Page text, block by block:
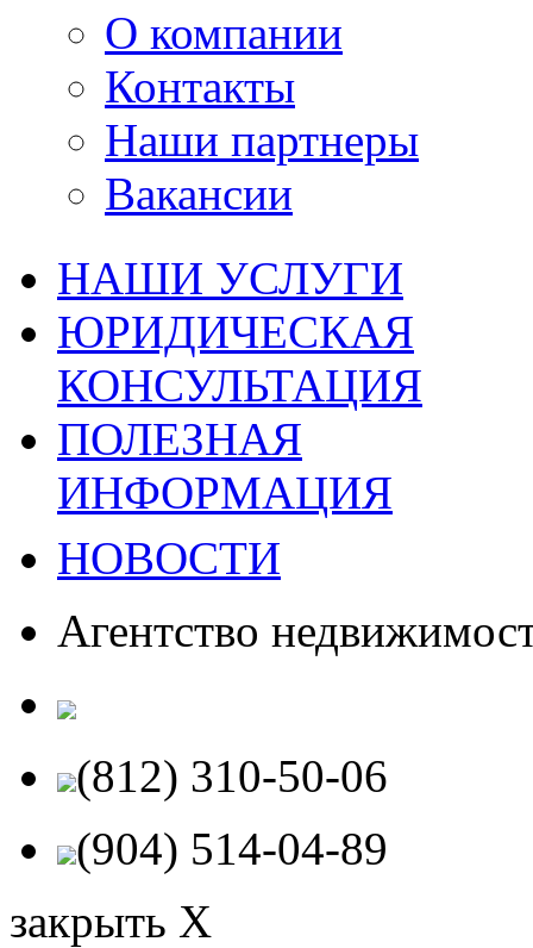
О компании
Контакты
Наши партнеры
Вакансии
НАШИ УСЛУГИ
ЮРИДИЧЕСКАЯ
КОНСУЛЬТАЦИЯ
ПОЛЕЗНАЯ
ИНФОРМАЦИЯ
НОВОСТИ
Агентство
(812) 310-50-06
(904) 514-04-89
закрыть X